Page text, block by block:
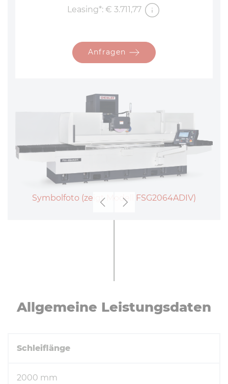
Symbolfoto (zeigt Modell FSG2064ADIV)
ZurückWeiter
Leasing*: € 3.711,77
Anfragen
All­ge­mei­ne Leis­tungs­da­ten
Schleiflänge
2000 mm